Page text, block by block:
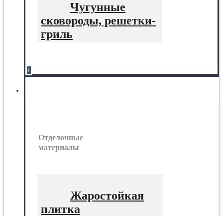
Чугунные
сковороды, решетки-
гриль
+
Отделочные
материалы
Жаростойкая
плитка